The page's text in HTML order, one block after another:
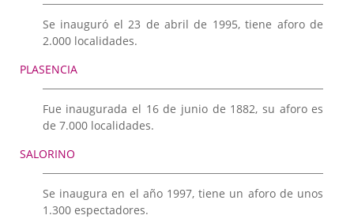
Se inauguró el 23 de abril de 1995, tiene aforo de
2.000 localidades.
PLASENCIA
Fue inaugurada el 16 de junio de 1882, su aforo es
de 7.000 localidades.
SALORINO
Se inaugura en el año 1997, tiene un aforo de unos
1.300 espectadores.